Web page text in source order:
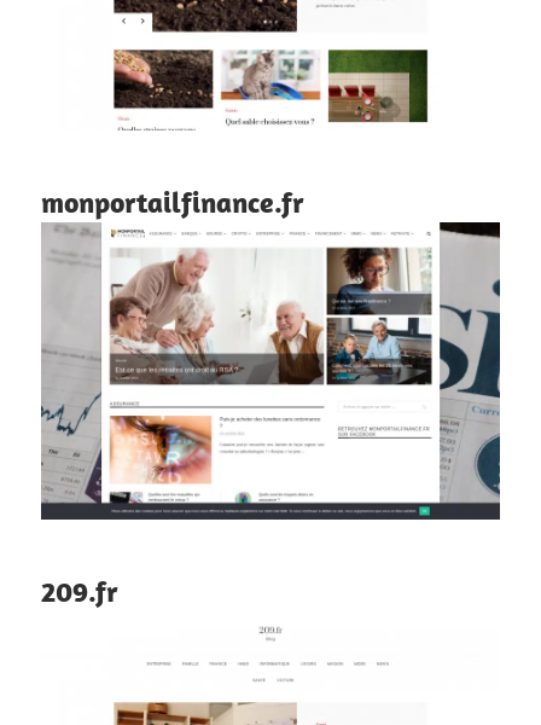
monportailfinance.fr
209.fr